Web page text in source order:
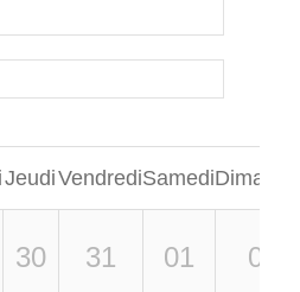
JeudiVendrediSamedi
30 31 01 02